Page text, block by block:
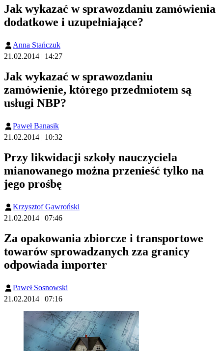
Jak wykazać w sprawozdaniu zamówienia
dodatkowe i uzupełniające?
Anna Stańczuk
21.02.2014 | 14:27
Jak wykazać w sprawozdaniu
zamówienie, którego przedmiotem są
usługi NBP?
Paweł Banasik
21.02.2014 | 10:32
Przy likwidacji szkoły nauczyciela
mianowanego można przenieść tylko na
jego prośbę
Krzysztof Gawroński
21.02.2014 | 07:46
Za opakowania zbiorcze i transportowe
towarów sprowadzanych zza granicy
odpowiada importer
Paweł Sosnowski
21.02.2014 | 07:16